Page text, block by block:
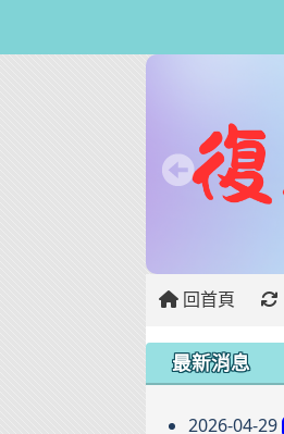
回首頁
最新消息
2026-04-29